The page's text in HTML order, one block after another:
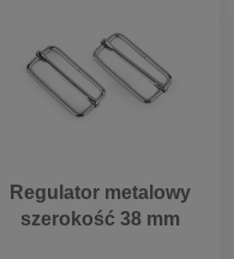
Regulator metalowy
szerokość 38 mm